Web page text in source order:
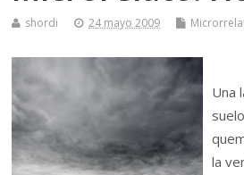
shordi 24 mayo 2009
Una
la